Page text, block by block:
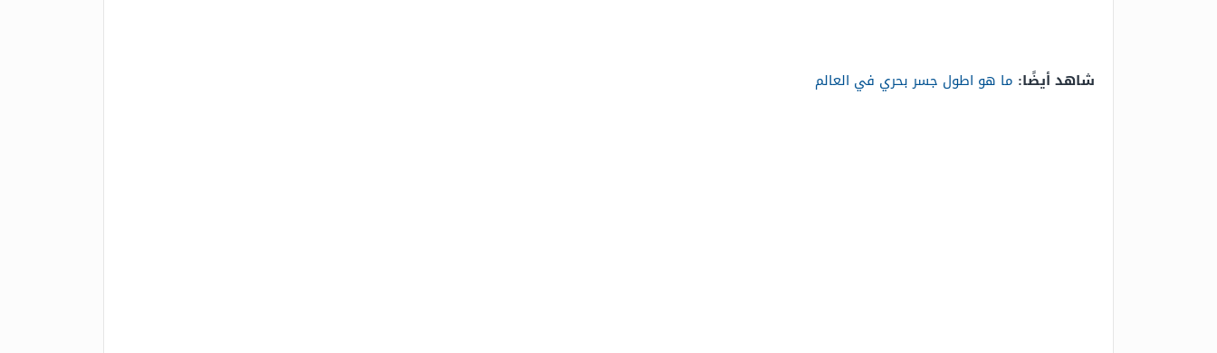
شاهد أيضًا: ما هو اطول جسر بحري في العالم